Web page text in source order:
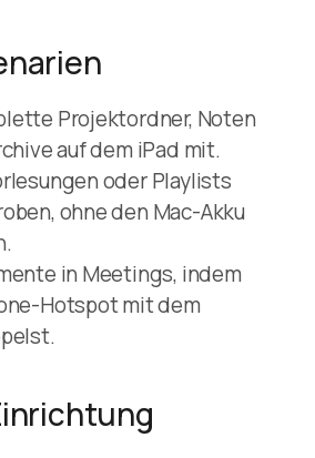
Projektordner, Noten
auf dem iPad mit.
oder Playlists
ohne den Mac-Akku
in Meetings, indem
Hotspot mit dem